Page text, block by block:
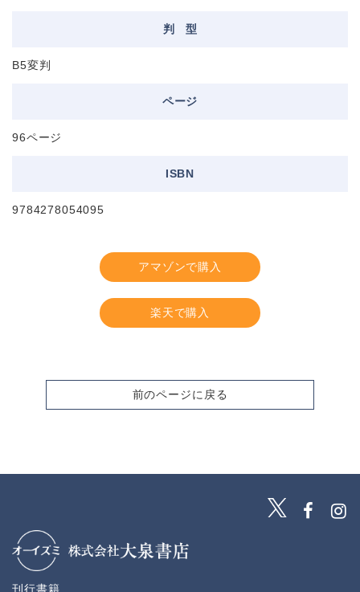
判 型
B5変判
ページ
96ページ
ISBN
9784278054095
アマゾンで購入
楽天で購入
前のページに戻る
刊行書籍